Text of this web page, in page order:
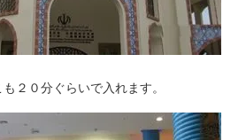
２０分ぐらいで入れます。